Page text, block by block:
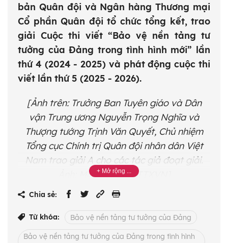
bản Quân đội và Ngân hàng Thương mại
Cổ phần Quân đội tổ chức tổng kết, trao
giải Cuộc thi viết “Bảo vệ nền tảng tư
tưởng của Đảng trong tình hình mới” lần
thứ 4 (2024 - 2025) và phát động cuộc thi
viết lần thứ 5 (2025 - 2026).
[Ảnh trên: Trưởng Ban Tuyên giáo và Dân
vận Trung ương Nguyễn Trọng Nghĩa và
Thượng tướng Trịnh Văn Quyết, Chủ nhiệm
Tổng cục Chính trị Quân đội nhân dân Việt
Nam trao giải A cho các tác giả đoạt giải.
Ảnh: Minh Quyết – TTXVN]
Tại chương trình, 30 tác phẩm xuất sắc đoạt
giải trong cuộc thi lần thứ tư đã được trao
Chia sẻ:
Từ khóa: Bảo vệ nền tảng tư tưởng của Đảng
Bảo vệ nền tảng tư tưởng của Đảng trong tình hình